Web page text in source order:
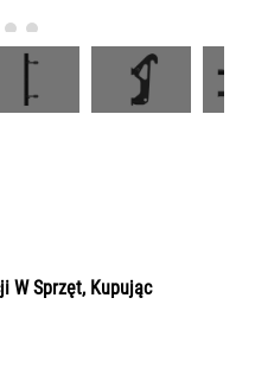
W Sprzęt, Kupując